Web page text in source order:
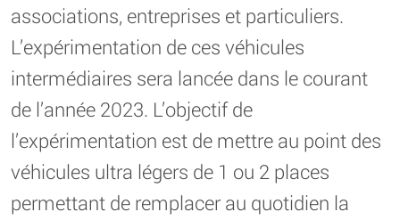
associations, entreprises et particuliers.
L’expérimentation de ces véhicules
intermédiaires sera lancée dans le courant
de l’année 2023. L’objectif de
l’expérimentation est de mettre au point des
véhicules ultra légers de 1 ou 2 places
permettant de remplacer au quotidien la